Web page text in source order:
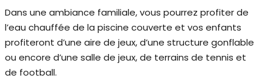
Dans une ambiance familiale, vous pourrez profiter de
l’eau chauffée de la piscine couverte et vos enfants
profiteront d’une aire de jeux, d’une structure gonflable
ou encore d’une salle de jeux, de terrains de tennis et
de football.